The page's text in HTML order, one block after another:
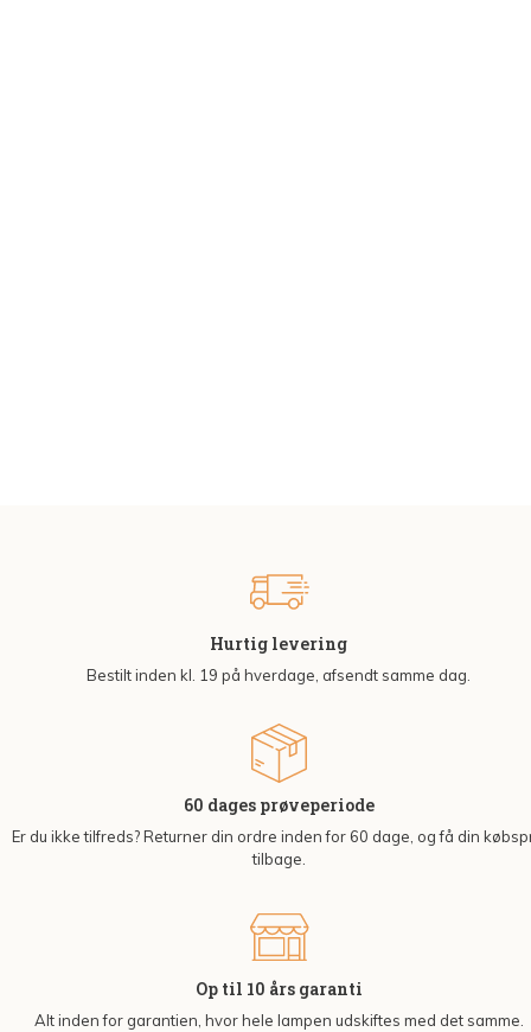
Hurtig levering
Bestilt inden kl. 19 på hverdage, afsendt samme dag.
60 dages prøveperiode
Er du ikke tilfreds? Returner din ordre inden for 60 dage, og få din
tilbage.
Op til 10 års garanti
Alt inden for garantien, hvor hele lampen udskiftes med det samme.